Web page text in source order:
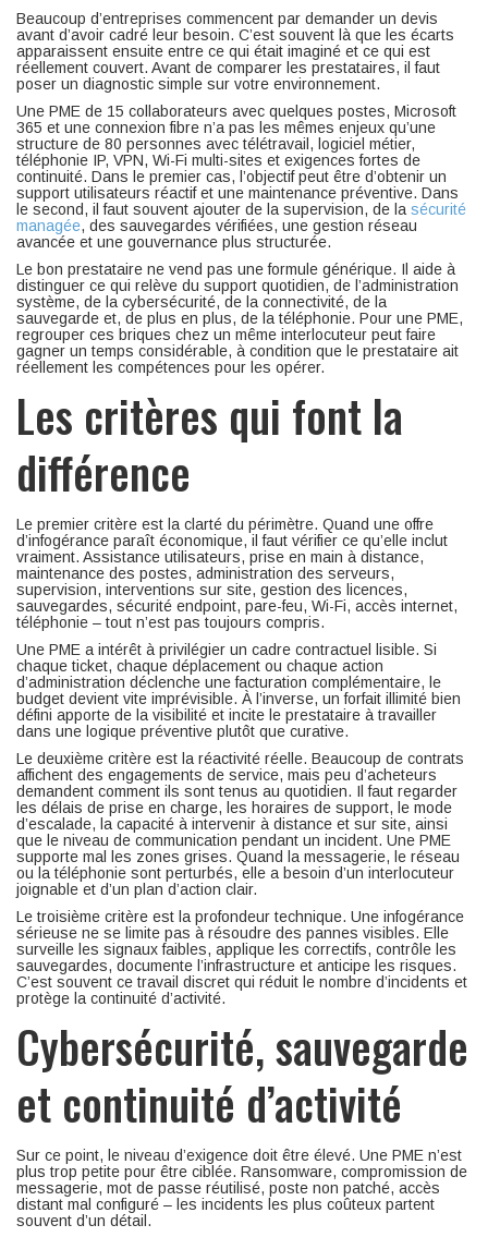
Beaucoup d’entreprises commencent par demander un devis
avant d’avoir cadré leur besoin. C’est souvent là que les écarts
apparaissent ensuite entre ce qui était imaginé et ce qui est
réellement couvert. Avant de comparer les prestataires, il faut
poser un diagnostic simple sur votre environnement.
Une PME de 15 collaborateurs avec quelques postes, Microsoft
365 et une connexion fibre n’a pas les mêmes enjeux qu’une
structure de 80 personnes avec télétravail, logiciel métier,
téléphonie IP, VPN, Wi-Fi multi-sites et exigences fortes de
continuité. Dans le premier cas, l’objectif peut être d’obtenir un
support utilisateurs réactif et une maintenance préventive. Dans
le second, il faut souvent ajouter de la supervision, de la sécurité
managée, des sauvegardes vérifiées, une gestion réseau
avancée et une gouvernance plus structurée.
Le bon prestataire ne vend pas une formule générique. Il aide à
distinguer ce qui relève du support quotidien, de l’administration
système, de la cybersécurité, de la connectivité, de la
sauvegarde et, de plus en plus, de la téléphonie. Pour une PME,
regrouper ces briques chez un même interlocuteur peut faire
gagner un temps considérable, à condition que le prestataire ait
réellement les compétences pour les opérer.
Les critères qui font la
différence
Le premier critère est la clarté du périmètre. Quand une offre
d’infogérance paraît économique, il faut vérifier ce qu’elle inclut
vraiment. Assistance utilisateurs, prise en main à distance,
maintenance des postes, administration des serveurs,
supervision, interventions sur site, gestion des licences,
sauvegardes, sécurité endpoint, pare-feu, Wi-Fi, accès internet,
téléphonie – tout n’est pas toujours compris.
Une PME a intérêt à privilégier un cadre contractuel lisible. Si
chaque ticket, chaque déplacement ou chaque action
d’administration déclenche une facturation complémentaire, le
budget devient vite imprévisible. À l’inverse, un forfait illimité bien
défini apporte de la visibilité et incite le prestataire à travailler
dans une logique préventive plutôt que curative.
Le deuxième critère est la réactivité réelle. Beaucoup de contrats
affichent des engagements de service, mais peu d’acheteurs
demandent comment ils sont tenus au quotidien. Il faut regarder
les délais de prise en charge, les horaires de support, le mode
d’escalade, la capacité à intervenir à distance et sur site, ainsi
que le niveau de communication pendant un incident. Une PME
supporte mal les zones grises. Quand la messagerie, le réseau
ou la téléphonie sont perturbés, elle a besoin d’un interlocuteur
joignable et d’un plan d’action clair.
Le troisième critère est la profondeur technique. Une infogérance
sérieuse ne se limite pas à résoudre des pannes visibles. Elle
surveille les signaux faibles, applique les correctifs, contrôle les
sauvegardes, documente l’infrastructure et anticipe les risques.
C’est souvent ce travail discret qui réduit le nombre d’incidents et
protège la continuité d’activité.
Cybersécurité, sauvegarde
et continuité d’activité
Sur ce point, le niveau d’exigence doit être élevé. Une PME n’est
plus trop petite pour être ciblée. Ransomware, compromission de
messagerie, mot de passe réutilisé, poste non patché, accès
distant mal configuré – les incidents les plus coûteux partent
souvent d’un détail.